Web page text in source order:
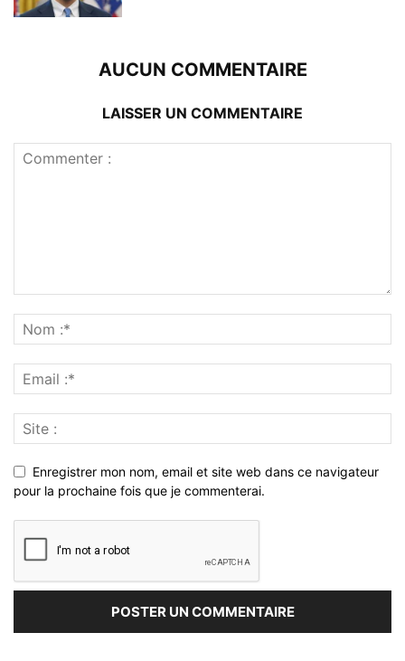
AUCUN COMMENTAIRE
LAISSER UN COMMENTAIRE
Enregistrer mon nom, email et site web dans ce navigateur
pour la prochaine fois que je commenterai.